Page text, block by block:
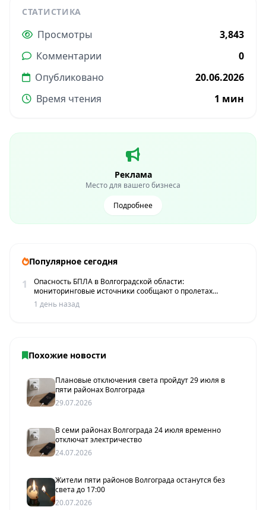
СТАТИСТИКА
Просмотры
3,843
Комментарии
0
Опубликовано
20.06.2026
Время чтения
1 мин
Реклама
Место для вашего бизнеса
Подробнее
Популярное сегодня
1
Опасность БПЛА в Волгоградской области:
мониторинговые источники сообщают о пролетах
беспилотников
1 день назад
Похожие новости
Плановые отключения света пройдут 29 июля в
пяти районах Волгограда
29.07.2026
В семи районах Волгограда 24 июля временно
отключат электричество
24.07.2026
Жители пяти районов Волгограда останутся без
света до 17:00
20.07.2026